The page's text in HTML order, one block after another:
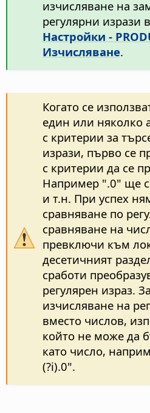
изчисляване на
регулярни изрази в
Настройки -
Изчисляване.
Когато се
един или няколко
с критерии за
изрази, първо се
с критерии да се
Например ".0" ще
и т.н. При успех
сравняване по
сравняване на
превключи към
десетичният
сработи
регулярен израз.
изчисляване на
вместо числов,
който не може да
като число,
(?i).0".